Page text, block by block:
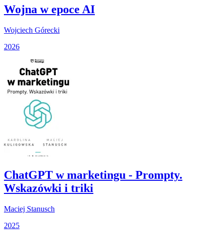
Wojna w epoce AI
Wojciech Górecki
2026
ChatGPT w marketingu - Prompty.
Wskazówki i triki
Maciej Stanusch
2025